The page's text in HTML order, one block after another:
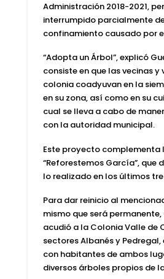
Administración 2018-2021,
interrumpido parcialmente
confinamiento causado por
“Adopta un Árbol”, explicó
consiste en que las vecinas y
colonia coadyuvan en la
en su zona, así como en su
cual se lleva a cabo de
con la autoridad municipal.
Este proyecto complementa
“Reforestemos García”, que
lo realizado en los últimos
Para dar reinicio al
mismo que será
acudió a la Colonia Valle de
sectores Albanés y
con habitantes de ambos
diversos árboles propios de